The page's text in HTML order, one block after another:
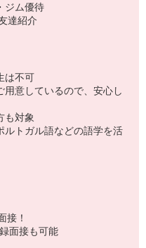
ジム優待
達紹介
不可
意しているので、安心し
も対象
トガル語などの語学を活
接！
面接も可能